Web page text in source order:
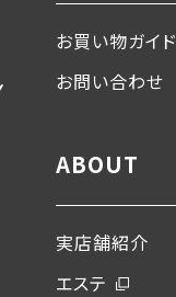
お買い物ガイド
お問い合わせ
ABOUT
実店舗紹介
エステ